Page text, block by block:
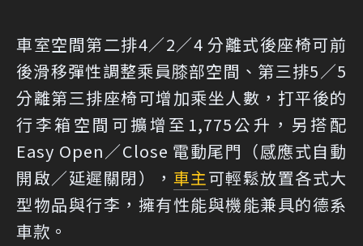
車室空間第二排4／2／4 分離式後座椅可前
後滑移彈性調整乘員膝部空間、第三排5／5
分離第三排座椅可增加乘坐人數，打平後的
行李箱空間可擴增至1,775公升，另搭配
Easy Open／Close 電動尾門（感應式自動
開啟／延遲關閉）， 車主可輕鬆放置各式大
型物品與行李，擁有性能與機能兼具的德系
車款。